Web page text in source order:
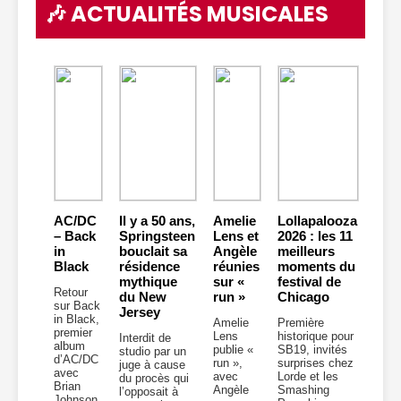
🎶 ACTUALITÉS MUSICALES
AC/DC
– Back
in
Black
Retour
sur Back
in Black,
premier
album
d’AC/DC
avec
Brian
Il y a 50 ans,
Springsteen
bouclait sa
résidence
mythique
du New
Jersey
Interdit de
studio par un
juge à cause
du procès qui
l’opposait à
Amelie
Lens et
Angèle
réunies
sur «
run »
Amelie
Lens
publie «
run »,
avec
Angèle
Lollapalooza
2026 : les 11
meilleurs
moments du
festival de
Chicago
Première
historique pour
SB19, invités
surprises chez
Lorde et les
Smashing